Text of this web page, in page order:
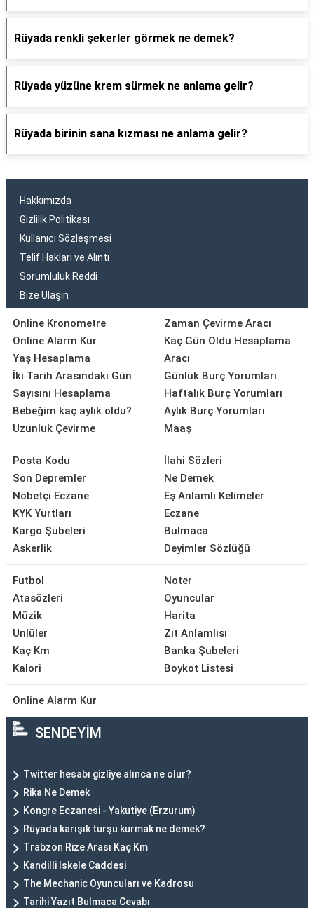
Rüyada renkli şekerler görmek ne demek?
Rüyada yüzüne krem sürmek ne anlama gelir?
Rüyada birinin sana kızması ne anlama gelir?
Hakkımızda
Gizlilik Politikası
Kullanıcı Sözleşmesi
Telif Hakları ve Alıntı
Sorumluluk Reddi
Bize Ulaşın
Online Kronometre
Online Alarm Kur
Yaş Hesaplama
İki Tarih Arasındaki Gün
Sayısını Hesaplama
Bebeğim kaç aylık oldu?
Uzunluk Çevirme
Zaman Çevirme Aracı
Kaç Gün Oldu Hesaplama
Aracı
Günlük Burç Yorumları
Haftalık Burç Yorumları
Aylık Burç Yorumları
Maaş
Posta Kodu
Son Depremler
Nöbetçi Eczane
KYK Yurtları
Kargo Şubeleri
Askerlik
İlahi Sözleri
Ne Demek
Eş Anlamlı Kelimeler
Eczane
Bulmaca
Deyimler Sözlüğü
Futbol
Atasözleri
Müzik
Ünlüler
Kaç Km
Kalori
Noter
Oyuncular
Harita
Zıt Anlamlısı
Banka Şubeleri
Boykot Listesi
Online Alarm Kur
SENDEYİM
Twitter hesabı gizliye alınca ne olur?
Rika Ne Demek
Kongre Eczanesi - Yakutiye (Erzurum)
Rüyada karışık turşu kurmak ne demek?
Trabzon Rize Arası Kaç Km
Kandilli İskele Caddesi
The Mechanic Oyuncuları ve Kadrosu
Tarihi Yazıt Bulmaca Cevabı